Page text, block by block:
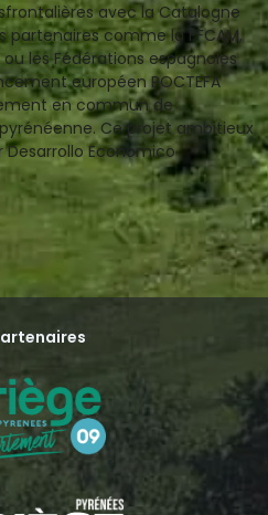
avec la Catalogne
partenaires comme la FFCAM,
les Fédérations espagnoles
européen POCTEFA
en commun de
Ce projet ambitieux
Desarrollo Economico